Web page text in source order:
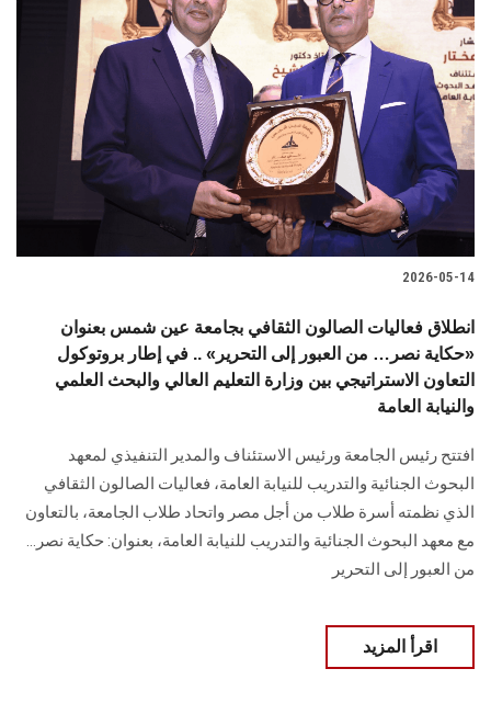
2026-05-14
انطلاق فعاليات الصالون الثقافي بجامعة عين شمس بعنوان
«حكاية نصر… من العبور إلى التحرير» .. في إطار بروتوكول
التعاون الاستراتيجي بين وزارة التعليم العالي والبحث العلمي
والنيابة العامة
افتتح رئيس الجامعة ورئيس الاستئناف والمدير التنفيذي لمعهد
البحوث الجنائية والتدريب للنيابة العامة، فعاليات الصالون الثقافي
الذي نظمته أسرة طلاب من أجل مصر واتحاد طلاب الجامعة، بالتعاون
مع معهد البحوث الجنائية والتدريب للنيابة العامة، بعنوان: حكاية نصر…
من العبور إلى التحرير
اقرأ المزيد